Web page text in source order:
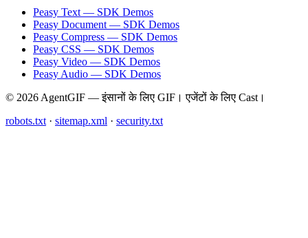
Peasy Text — SDK Demos
Peasy Document — SDK Demos
Peasy Compress — SDK Demos
Peasy CSS — SDK Demos
Peasy Video — SDK Demos
Peasy Audio — SDK Demos
© 2026 AgentGIF — इंसानों के लिए GIF। एजेंटों के लिए Cast।
robots.txt · sitemap.xml · security.txt